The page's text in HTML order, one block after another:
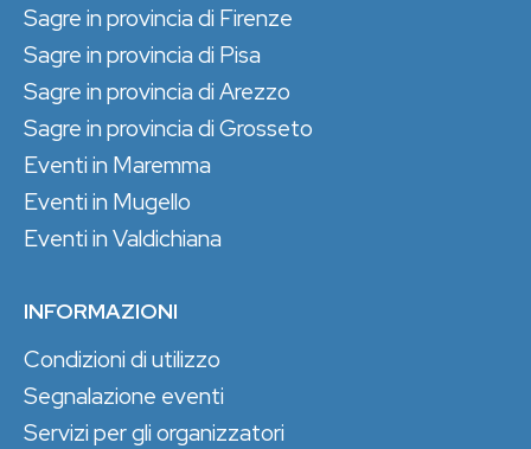
Sagre in provincia di Firenze
Sagre in provincia di Pisa
Sagre in provincia di Arezzo
Sagre in provincia di Grosseto
Eventi in Maremma
Eventi in Mugello
Eventi in Valdichiana
INFORMAZIONI
Condizioni di utilizzo
Segnalazione eventi
Servizi per gli organizzatori